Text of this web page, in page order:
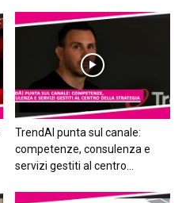
TrendAI punta sul canale:
competenze, consulenza e
servizi gestiti al centro...